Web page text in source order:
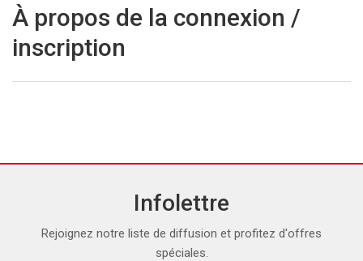
À propos de la connexion /
inscription
Infolettre
Rejoignez notre liste de diffusion et profitez d'offres
spéciales.